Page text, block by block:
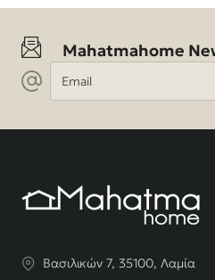
Mahatmahome
Email
Βασιλικών 7, 35100, Λαμία